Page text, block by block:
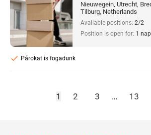
Nieuwegein, Utrecht,
Tilburg, Netherlands
Available positions: 2/2
Position is open for: 1 nap
Párokat is fogadunk
check
1 2 3 … 13